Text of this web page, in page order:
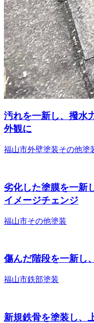
汚れを一新し、撥水
外観に
福山市外壁塗装その他塗
劣化した塗膜を一新
イメージチェンジ
福山市その他塗装
傷んだ階段を一新し
福山市鉄部塗装
新規鉄骨を塗装し、